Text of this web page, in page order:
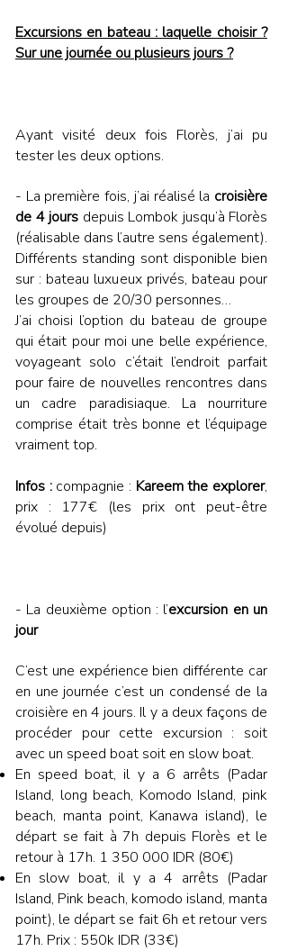
Excursions en bateau : laquelle choisir ?
Sur une journée ou plusieurs jours ?
Ayant visité deux fois Florès, j’ai pu
tester les deux options.
- La première fois, j’ai réalisé la croisière
de 4 jours depuis Lombok jusqu’à Florès
(réalisable dans l’autre sens également).
Différents standing sont disponible bien
sur : bateau luxueux privés, bateau pour
les groupes de 20/30 personnes…
J’ai choisi l’option du bateau de groupe
qui était pour moi une belle expérience,
voyageant solo c’était l’endroit parfait
pour faire de nouvelles rencontres dans
un cadre paradisiaque. La nourriture
comprise était très bonne et l’équipage
vraiment top.
Infos : compagnie : Kareem the explorer,
prix : 177€ (les prix ont peut-être
évolué depuis)
- La deuxième option : l’excursion en un
jour
C’est une expérience bien différente car
en une journée c’est un condensé de la
croisière en 4 jours. Il y a deux façons de
procéder pour cette excursion : soit
avec un speed boat soit en slow boat.
En speed boat, il y a 6 arrêts (Padar
Island, long beach, Komodo Island, pink
beach, manta point, Kanawa island), le
départ se fait à 7h depuis Florès et le
retour à 17h. 1 350 000 IDR (80€)
En slow boat, il y a 4 arrêts (Padar
Island, Pink beach, komodo island, manta
point), le départ se fait 6h et retour vers
17h. Prix : 550k IDR (33€)